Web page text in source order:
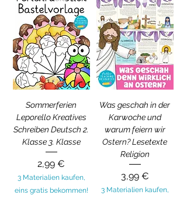
Sommerferien
Leporello Kreatives
Schreiben Deutsch 2.
Klasse 3. Klasse
Preis
2,99 €
3 Materialien kaufen,
eins gratis bekommen!
Was geschah in der
Karwoche und
warum feiern wir
Ostern? Lesetexte
Religion
Preis
3,99 €
3 Materialien kaufen,